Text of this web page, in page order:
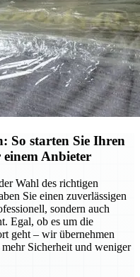
So starten Sie Ihren
Anbieter
Wahl des richtigen
Sie einen zuverlässigen
sondern auch
Egal, ob es um die
geht – wir übernehmen
Sicherheit und weniger